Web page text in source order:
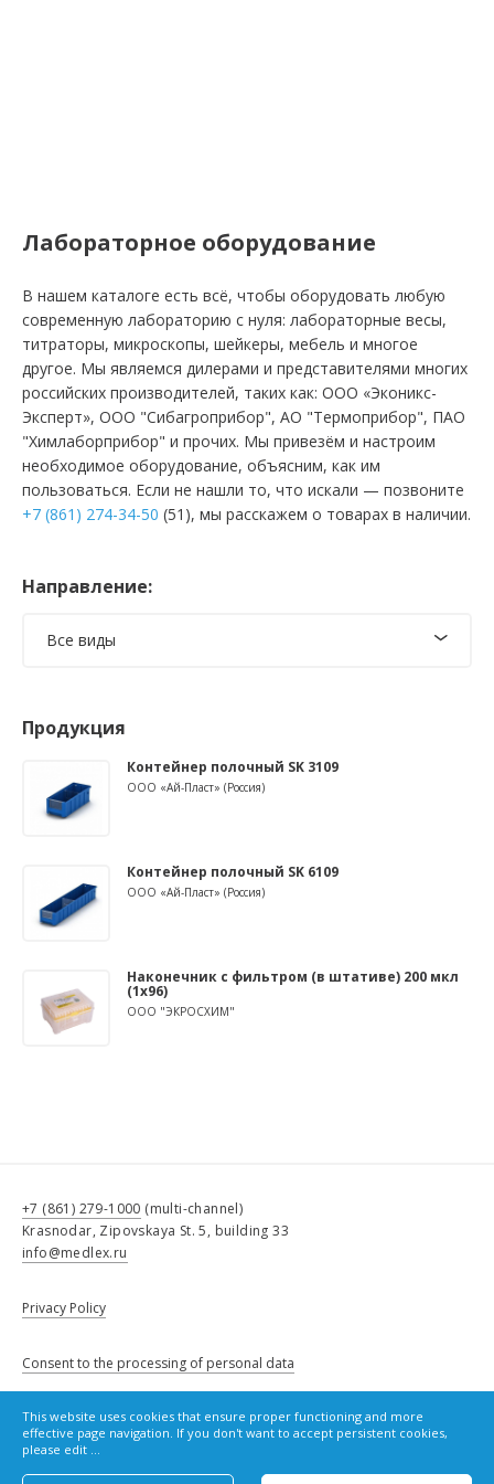
Лабораторное оборудование
В нашем каталоге есть всё, чтобы оборудовать любую
современную лабораторию с нуля: лабораторные весы,
титраторы, микроскопы, шейкеры, мебель и многое
другое. Мы являемся дилерами и представителями многих
российских производителей, таких как: ООО «Эконикс-
Эксперт», ООО "Сибагроприбор", АО "Термоприбор", ПАО
"Химлаборприбор" и прочих. Мы привезём и настроим
необходимое оборудование, объясним, как им
пользоваться. Если не нашли то, что искали — позвоните
+7 (861) 274-34-50 (51), мы расскажем о товарах в наличии.
Направление:
Все виды
Продукция
Контейнер полочный SK 3109
ООО «Ай-Пласт» (Россия)
Контейнер полочный SK 6109
ООО «Ай-Пласт» (Россия)
Наконечник с фильтром (в штативе) 200 мкл
(1х96)
ООО "ЭКРОСХИМ"
This website uses cookies that ensure proper functioning and more
effective page navigation. If you don't want to accept persistent cookies,
please edit ...
+7 (861) 279-1000 (multi-channel)
Krasnodar, Zipovskaya St. 5, building 33
info@medlex.ru
Privacy Policy
Consent to the processing of personal data
Cookie Policy